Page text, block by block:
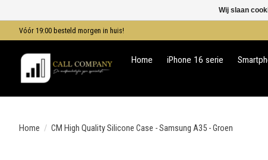
Vóór 19:00 besteld morgen in huis!
Home iPhone 16 serie
Home / CM High Quality Silicone Case - Samsung A35 - Groen
Wij slaan